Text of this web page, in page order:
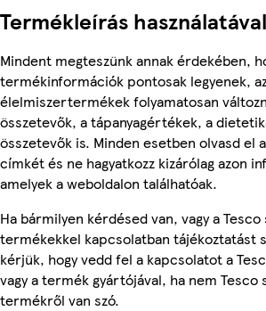
Termékleírás használatával
Mindent megteszünk annak érdekében,
termékinformációk pontosak legyenek,
élelmiszertermékek folyamatosan
összetevők, a tápanyagértékek, a
összetevők is. Minden esetben olvasd el
címkét és ne hagyatkozz kizárólag azon
amelyek a weboldalon találhatóak.
Ha bármilyen kérdésed van, vagy a
termékekkel kapcsolatban tájékoztatást
kérjük, hogy vedd fel a kapcsolatot a
vagy a termék gyártójával, ha nem Tesco
termékről van szó.